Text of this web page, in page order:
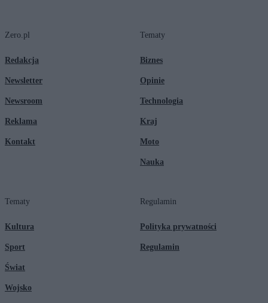
Zero.pl
Redakcja
Newsletter
Newsroom
Reklama
Kontakt
Tematy
Biznes
Opinie
Technologia
Kraj
Moto
Nauka
Tematy
Kultura
Sport
Świat
Wojsko
Regulamin
Polityka prywatności
Regulamin